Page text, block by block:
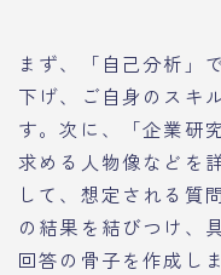
まず、「自己分析」
下げ、ご自身のスキ
す。次に、「企業研
求める人物像などを
して、想定される質
の結果を結びつけ、
回答の骨子を作成し